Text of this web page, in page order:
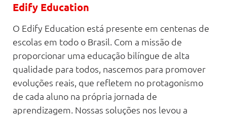
Edify Education
O Edify Education está presente em centenas de
escolas em todo o Brasil. Com a missão de
proporcionar uma educação bilíngue de alta
qualidade para todos, nascemos para promover
evoluções reais, que refletem no protagonismo
de cada aluno na própria jornada de
aprendizagem. Nossas soluções nos levou a